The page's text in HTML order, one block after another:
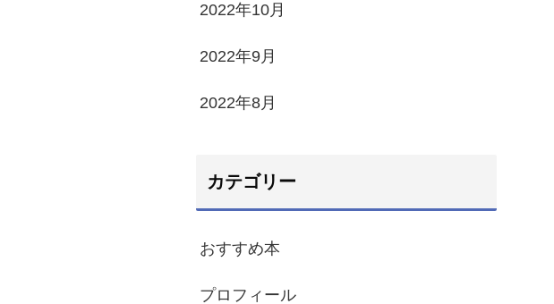
2022年10月
2022年9月
2022年8月
カテゴリー
おすすめ本
プロフィール